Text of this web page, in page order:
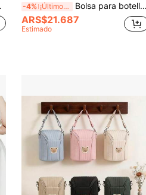
para botellas/toallitas/chupetes -4% ¡Últimos 3 días Bolsa para botella de leche con patrón de rombos, bolsa térmica aislada para pañales para mamás y papás, bolsa refrigeradora térmica para niños y niñas
ARS$21.687
Estimado